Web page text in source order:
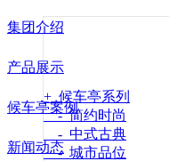
集团介绍
产品展示
候车亭案例
新闻动态
+ 候车亭系列
- 简约时尚
- 中式古典
- 城市品位